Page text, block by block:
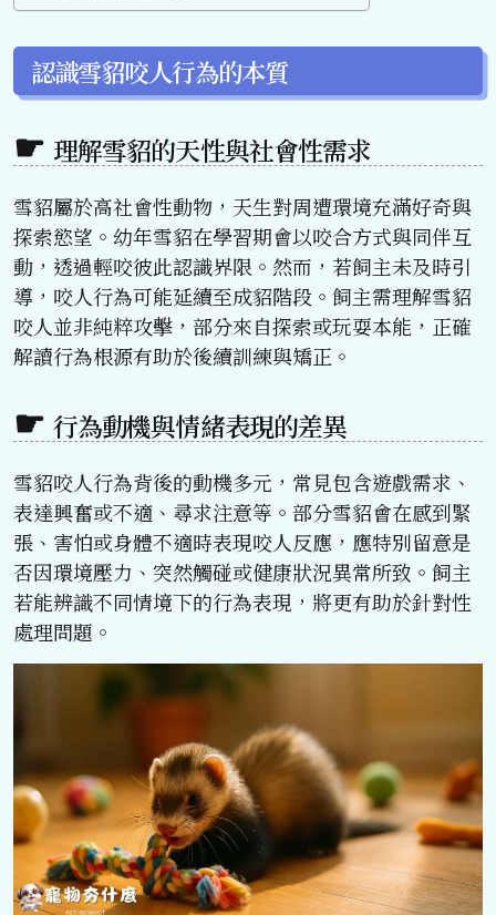
認識雪貂咬人行為的本質
理解雪貂的天性與社會性需求
雪貂屬於高社會性動物，天生對周遭環境充滿好奇與
探索慾望。幼年雪貂在學習期會以咬合方式與同伴互
動，透過輕咬彼此認識界限。然而，若飼主未及時引
導，咬人行為可能延續至成貂階段。飼主需理解雪貂
咬人並非純粹攻擊，部分來自探索或玩耍本能，正確
解讀行為根源有助於後續訓練與矯正。
行為動機與情緒表現的差異
雪貂咬人行為背後的動機多元，常見包含遊戲需求、
表達興奮或不適、尋求注意等。部分雪貂會在感到緊
張、害怕或身體不適時表現咬人反應，應特別留意是
否因環境壓力、突然觸碰或健康狀況異常所致。飼主
若能辨識不同情境下的行為表現，將更有助於針對性
處理問題。